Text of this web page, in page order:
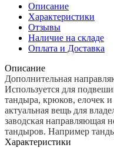
Описание
Характеристики
Отзывы
Наличие на складе
Оплата и Доставка
Описание
Дополнительная
Используется для
тандыра, крюков, елочек
актуальная вещь для
заводская направляющая
тандыров. Например
Характеристики